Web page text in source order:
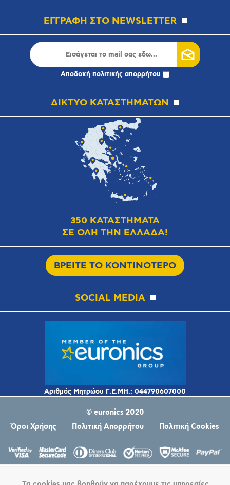
ΕΓΓΡΑΦΗ ΣΤΟ NEWSLETTER
Αποδοχή πολιτικής απορρήτου
ΔΙΚΤΥΟ ΚΑΤΑΣΤΗΜΑΤΩΝ
350 ΚΑΤΑΣΤΗΜΑΤΑ
ΣΕ ΟΛΗ ΤΗΝ ΕΛΛΑΔΑ!
ΒΡΕΙΤΕ ΤΟ ΚΟΝΤΙΝΟΤΕΡΟ
SOCIAL MEDIA
© euronics 2020
Όροι Χρήσης
Πολιτική Απορρήτου Πολιτική Cookies